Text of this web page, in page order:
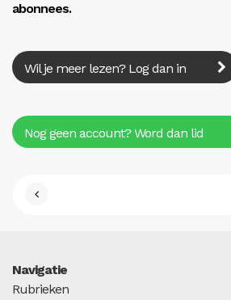
abonnees.
Wil je meer lezen? Log dan in
Nog geen account? Word dan lid
Navigatie
Rubrieken